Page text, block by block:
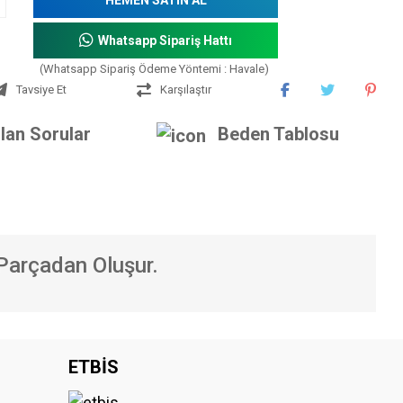
Whatsapp Sipariş Hattı
(Whatsapp Sipariş Ödeme Yöntemi : Havale)
Tavsiye Et
Karşılaştır
Sorular Beden Tablosu
Oluşur.
ETBİS